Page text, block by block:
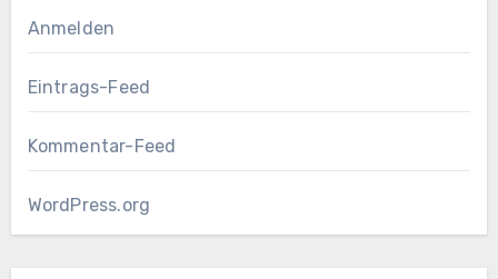
Anmelden
Eintrags-Feed
Kommentar-Feed
WordPress.org